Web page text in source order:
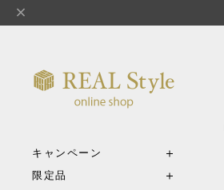
キャンペーン
限定品